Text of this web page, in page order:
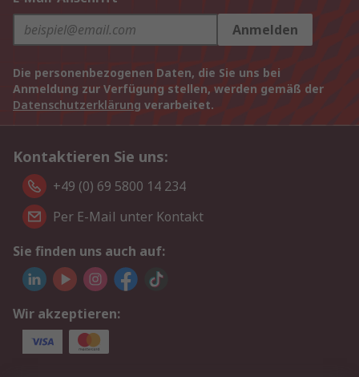
Anmelden
Die personenbezogenen Daten, die Sie uns bei
Anmeldung zur Verfügung stellen, werden gemäß der
Datenschutzerklärung verarbeitet.
Kontaktieren Sie uns:
+49 (0) 69 5800 14 234
Per E-Mail unter Kontakt
Sie finden uns auch auf:
Wir akzeptieren: